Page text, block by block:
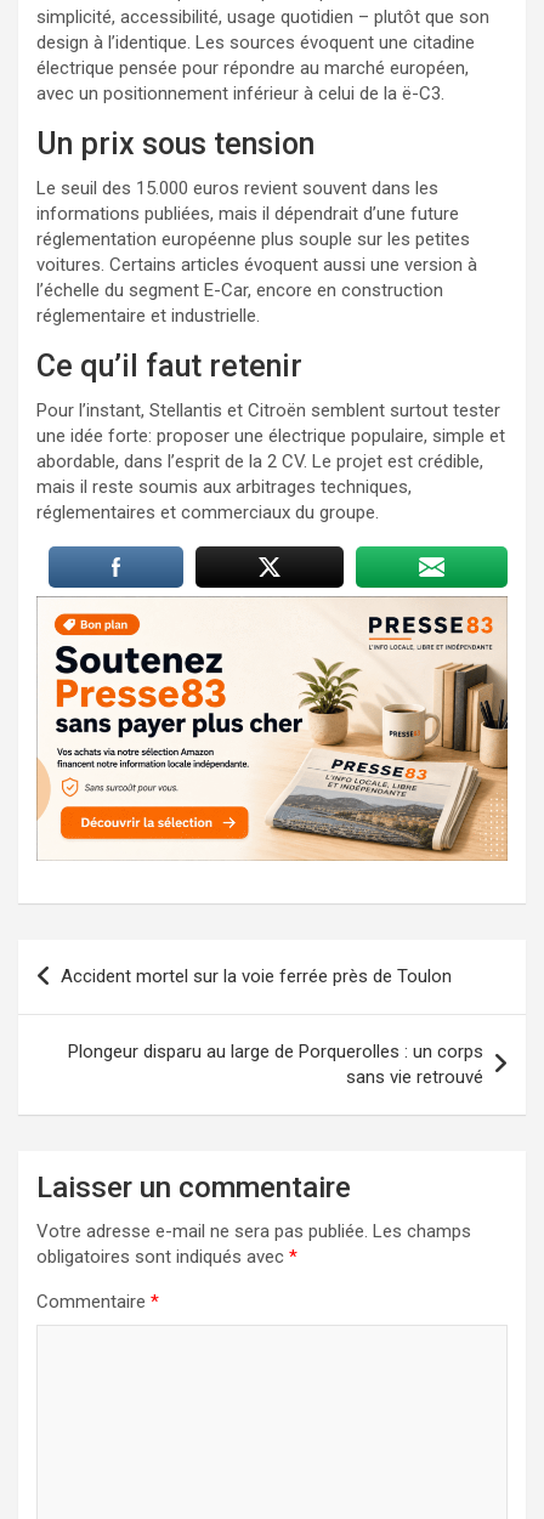
simplicité, accessibilité, usage quotidien – plutôt que son
design à l’identique. Les sources évoquent une citadine
électrique pensée pour répondre au marché européen,
avec un positionnement inférieur à celui de la ë-C3.
Un prix sous tension
Le seuil des 15.000 euros revient souvent dans les
informations publiées, mais il dépendrait d’une future
réglementation européenne plus souple sur les petites
voitures. Certains articles évoquent aussi une version à
l’échelle du segment E-Car, encore en construction
réglementaire et industrielle.
Ce qu’il faut retenir
Pour l’instant, Stellantis et Citroën semblent surtout tester
une idée forte: proposer une électrique populaire, simple et
abordable, dans l’esprit de la 2 CV. Le projet est crédible,
mais il reste soumis aux arbitrages techniques,
réglementaires et commerciaux du groupe.
Navigation
de
l’article
Accident mortel sur la voie ferrée près de Toulon
Plongeur disparu au large de Porquerolles : un corps
sans vie retrouvé
Laisser un commentaire
Votre adresse e-mail ne sera pas publiée. Les champs
obligatoires sont indiqués avec *
Commentaire *